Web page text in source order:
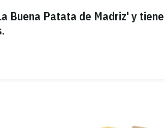
Buena Patata de Madriz' y tiene